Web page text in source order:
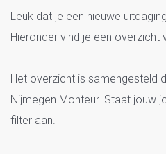
Vacatures
Leuk dat je een nieuwe
Hieronder vind je een overzicht
Het overzicht is samengesteld
Nijmegen Monteur. Staat jouw
filter aan.